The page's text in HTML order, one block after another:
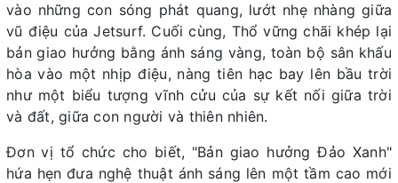
vào những con sóng phát quang, lướt nhẹ nhàng giữa
vũ điệu của Jetsurf. Cuối cùng, Thổ vững chãi khép lại
bản giao hưởng bằng ánh sáng vàng, toàn bộ sân khấu
hòa vào một nhịp điệu, nàng tiên hạc bay lên bầu trời
như một biểu tượng vĩnh cửu của sự kết nối giữa trời
và đất, giữa con người và thiên nhiên.
Đơn vị tổ chức cho biết, "Bản giao hưởng Đảo Xanh"
hứa hẹn đưa nghệ thuật ánh sáng lên một tầm cao mới